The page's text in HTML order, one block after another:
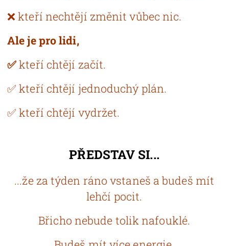
❌ kteří nechtějí změnit vůbec nic.
Ale je pro lidi,
✅kteří chtějí začít.
✅ kteří chtějí jednoduchý plán.
✅ kteří chtějí vydržet.
PŘEDSTAV SI...
...že za týden ráno vstaneš a budeš mít
lehčí pocit.
Břicho nebude tolik nafouklé.